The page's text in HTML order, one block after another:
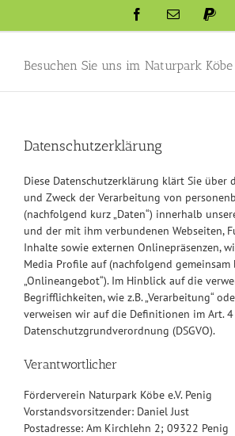
FacebookEmail
Besuchen Sie uns im Naturpark Köbe
Datenschutzerklärung
Diese Datenschutzerklärung klärt Sie über
und Zweck der Verarbeitung von
(nachfolgend kurz „Daten“) innerhalb
und der mit ihm verbundenen Webseiten,
Inhalte sowie externen Onlinepräsenzen,
Media Profile auf (nachfolgend gemeinsam
„Onlineangebot“). Im Hinblick auf die
Begrifflichkeiten, wie z.B. „Verarbeitung“
verweisen wir auf die Definitionen im Art.
Datenschutzgrundverordnung (DSGVO).
Verantwortlicher
Förderverein Naturpark Köbe e.V. Penig
Vorstandsvorsitzender: Daniel Just
Postadresse: Am Kirchlehn 2; 09322 Penig